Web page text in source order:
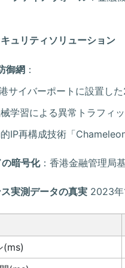
ュリティソリューション
御網 ：
サイバーポートに設置し
学習による異常トラフィ
IP再構成技術「
暗号化：香港金融管理局
実測データの真実 2023年
(ms)